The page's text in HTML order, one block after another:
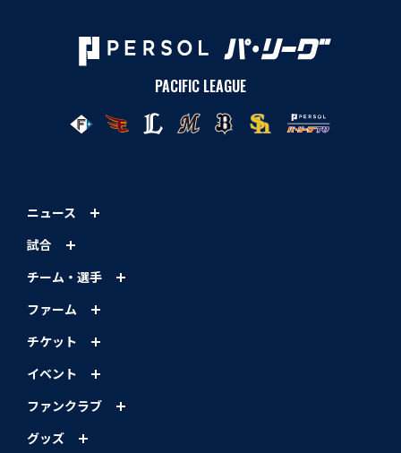
PACIFIC LEAGUE
ニュース
試合
チーム・選手
ファーム
チケット
イベント
ファンクラブ
グッズ